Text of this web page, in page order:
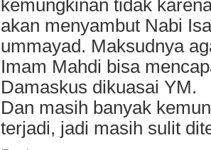
kemungkinan tidak
akan menyambut Nabi
ummayad. Maksudnya
Imam Mahdi bisa
Damaskus dikuasai YM.
Dan masih banyak
terjadi, jadi masih sulit